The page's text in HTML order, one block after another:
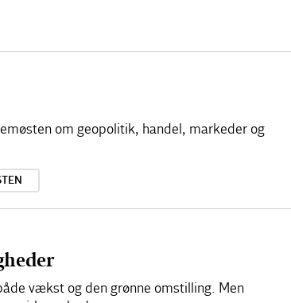
om geopolitik, handel, markeder og
vækst og den grønne omstilling. Men